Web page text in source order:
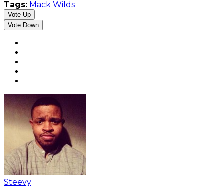
Tags: Mack Wilds
Vote Up
Vote Down
Steevy